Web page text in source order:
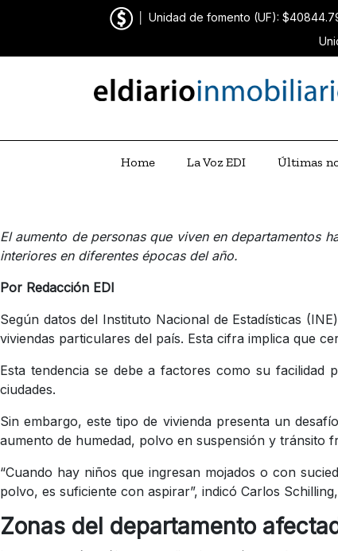
Unidad de fomento (UF):
Home La Voz EDI Últimas
El aumento de personas que viven en departamentos
interiores en diferentes épocas del año.
Por Redacción EDI
Según datos del Instituto Nacional de Estadísticas
viviendas particulares del país. Esta cifra implica que
Esta tendencia se debe a factores como su facilidad
ciudades.
Sin embargo, este tipo de vivienda presenta un
aumento de humedad, polvo en suspensión y tránsito
“Cuando hay niños que ingresan mojados o con
polvo, es suficiente con aspirar”, indicó Carlos
Zonas del departamento